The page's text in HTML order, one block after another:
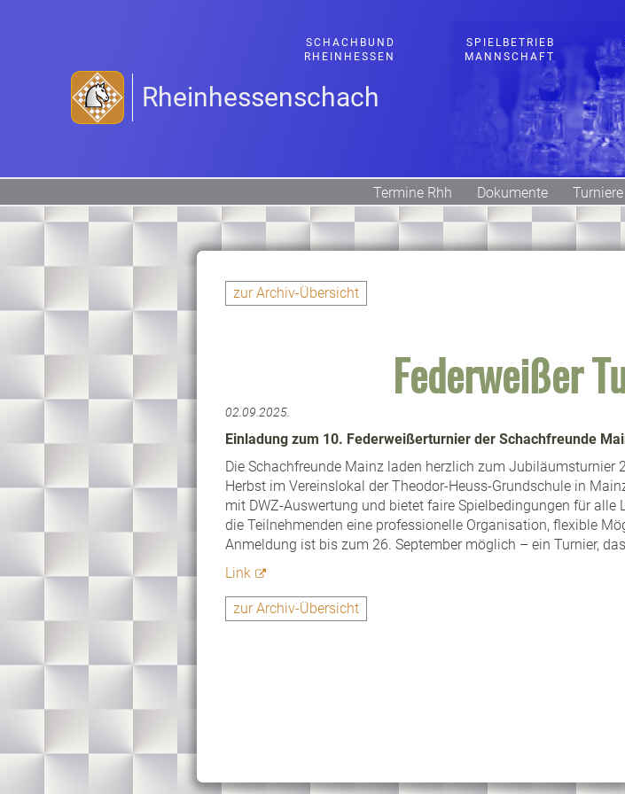
SCHACHBUND
RHEINHESSEN
SPIELBETRIEB
MANNSCHAFT
Rheinhessenschach
Termine Rhh Dokumente Turniere
zur Archiv-Übersicht
Federweißer
02.09.2025.
Einladung zum 10. Federweißerturnier der Schachfreunde
Die Schachfreunde Mainz laden herzlich zum Jubiläumsturnier
Herbst im Vereinslokal der Theodor-Heuss-Grundschule in
mit DWZ-Auswertung und bietet faire Spielbedingungen für
die Teilnehmenden eine professionelle Organisation, flexible
Anmeldung ist bis zum 26. September möglich – ein Turnier,
Link
zur Archiv-Übersicht